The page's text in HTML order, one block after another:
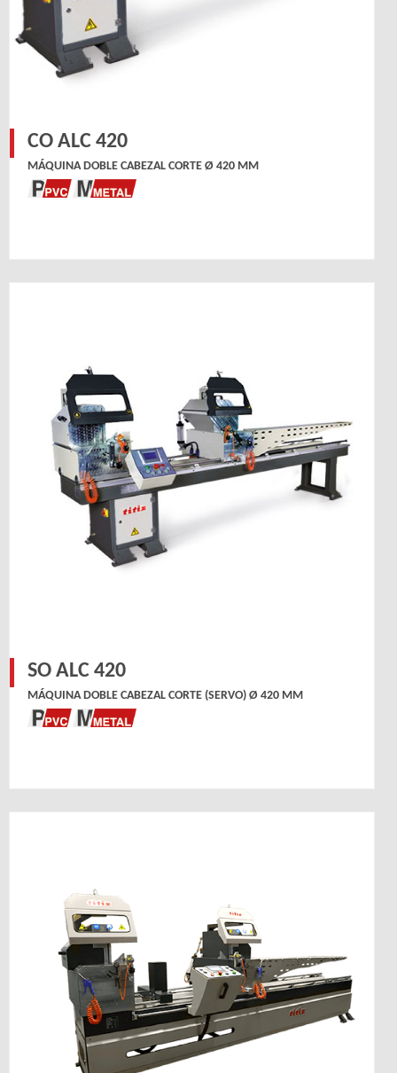
CO ALC 420
MÁQUINA DOBLE CABEZAL CORTE Ø 420 MM
SO ALC 420
MÁQUINA DOBLE CABEZAL CORTE (SERVO) Ø 420 MM